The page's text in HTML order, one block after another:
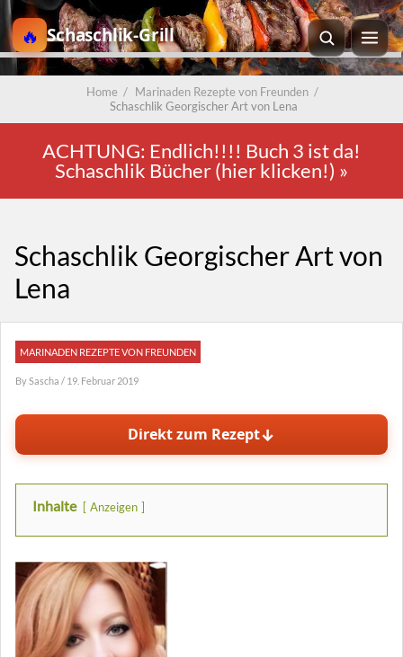
Schaschlik-Grill
Home / Marinaden Rezepte von Freunden /
Schaschlik Georgischer Art von Lena
ACHTUNG: Endlich!!!! Buch 3 ist da!
Schaschlik Bücher (hier klicken!) »
Schaschlik Georgischer Art von
Lena
MARINADEN REZEPTE VON FREUNDEN
BySascha / 19. Februar 2019
Direkt zum Rezept↓
Inhalte Anzeigen